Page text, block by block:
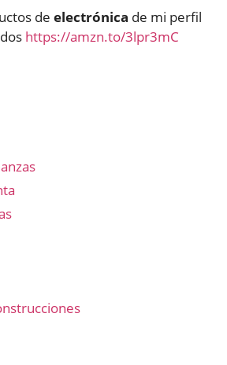
de electrónica de mi perfil
https://amzn.to/3lpr3mC